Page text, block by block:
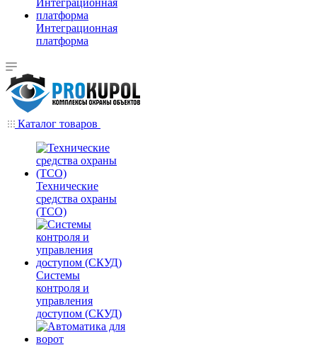
Интеграционная
платформа
Каталог товаров
Технические
средства охраны
(ТСО)
Системы
контроля и
управления
доступом (СКУД)